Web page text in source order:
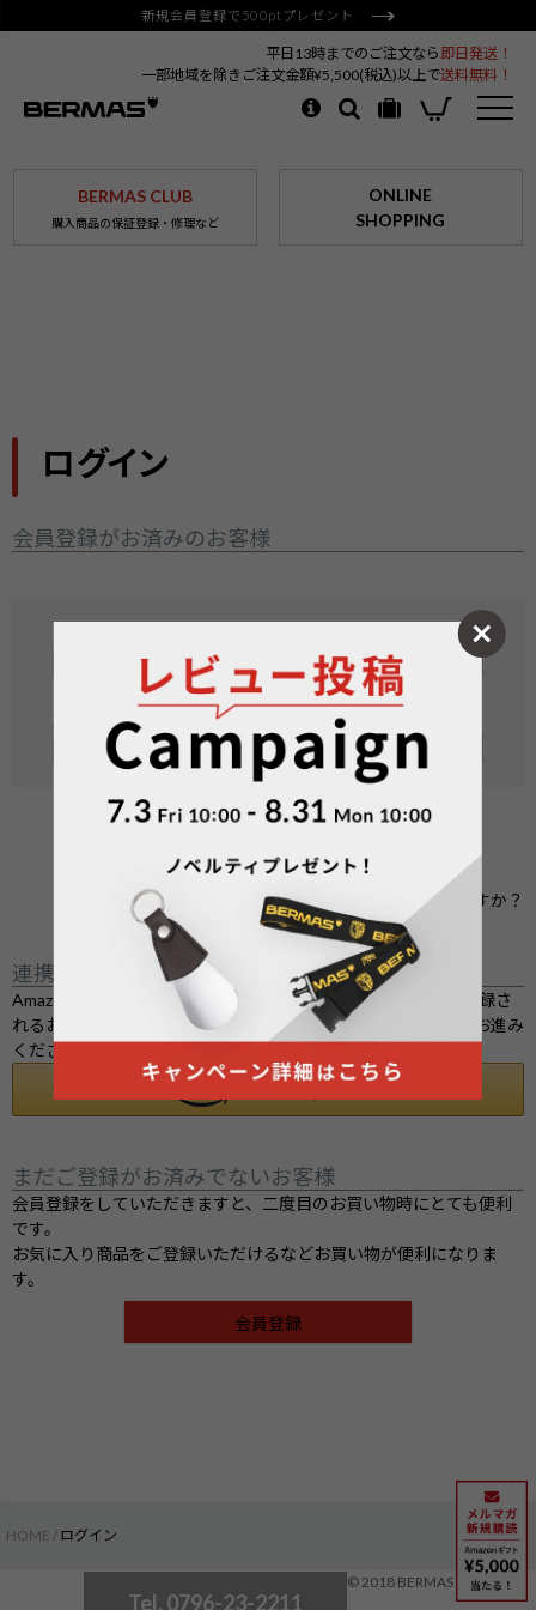
新規会員登録で500ptプレゼント
平日13時までのご注文なら 即日発送！
一部地域を除きご注文金額¥5,500(税込)以上で送料無料！
BERMAS CLUB
購入商品の保証登録・修理など
ONLINE
SHOPPING
ログイン
会員登録がお済みのお客様
必
)
パスワード
須
)
パスワードをお忘れですか？
連携サービスでログイン・会員登録
Amazon.co.jpにご登録の情報を利用してログインまたは会員登録さ
れるお客様は、「Amazonアカウントでログイン」ボタンよりお進み
ください。
まだご登録がお済みでないお客様
会員登録をしていただきますと、二度目のお買い物時にとても便利
です。
お気に入り商品をご登録いただけるなどお買い物が便利になりま
す。
会員登録
HOME ログイン
Tel. 0796-23-2211
© 2018 BERMAS